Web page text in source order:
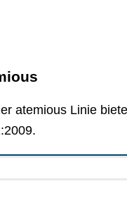
atemious Linie